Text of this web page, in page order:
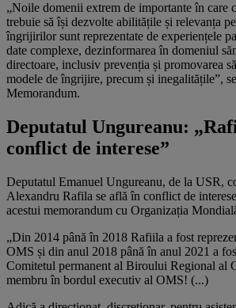
„Noile domenii extrem de importante în care
trebuie să își dezvolte abilitățile și relevanța
îngrijirilor sunt reprezentate de experiențele
date complexe, dezinformarea în domeniul
directoare, inclusiv prevenția și promovarea
modele de îngrijire, precum și inegalitățile”,
Memorandum.
Deputatul Ungureanu:
conflict de interese”
Deputatul Emanuel Ungureanu, de la USR,
Alexandru Rafila se află în conflict de
acestui memorandum cu Organizația
„Din 2014 până în 2018 Rafiila a fost
OMS și din anul 2018 până în anul 2021 a
Comitetul permanent al Biroului Regional al
membru în bordul executiv al OMS! (...)